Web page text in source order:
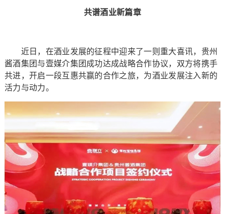
共谱酒业新篇章
近日，在酒业发展的征程中迎来了一则重大喜讯，贵州
酱酒集团与壹媒介集团成功达成战略合作协议，双方将携手
共进，开启一段互惠共赢的合作之旅，为酒业发展注入新的
活力与动力。